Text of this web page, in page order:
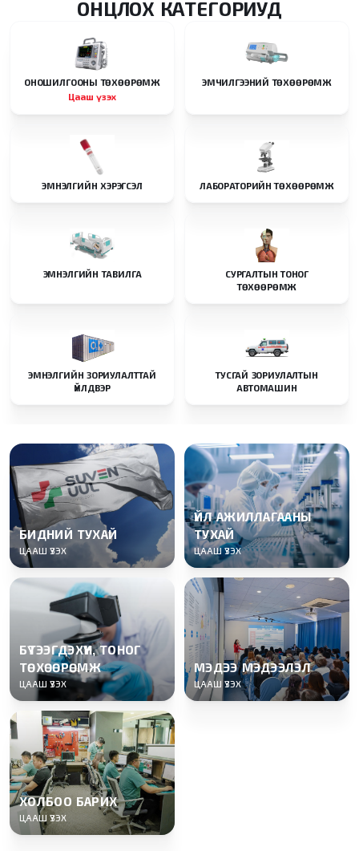
ОНЦЛОХ КАТЕГОРИУД
ОНОШИЛГООНЫ ТӨХӨӨРӨМЖ
Цааш үзэх
ЭМЧИЛГЭЭНИЙ ТӨХӨӨРӨМЖ
ЭМНЭЛГИЙН ХЭРЭГСЭЛ ЛАБОРАТОРИЙН ТӨХӨӨРӨМЖ
ЭМНЭЛГИЙН ТАВИЛГА
СУРГАЛТЫН ТОНОГ
ТӨХӨӨРӨМЖ
ЭМНЭЛГИЙН ЗОРИУЛАЛТТАЙ
ҮЙЛДВЭР
ТУСГАЙ ЗОРИУЛАЛТЫН
АВТОМАШИН
БИДНИЙ ТУХАЙ
ЦААШ ҮЗЭХ
ҮЙЛ АЖИЛЛАГААНЫ
ТУХАЙ
ЦААШ ҮЗЭХ
БҮТЭЭГДЭХҮҮН, ТОНОГ
ТӨХӨӨРӨМЖ
ЦААШ ҮЗЭХ
МЭДЭЭ МЭДЭЭЛЭЛ
ЦААШ ҮЗЭХ
ХОЛБОО БАРИХ
ЦААШ ҮЗЭХ